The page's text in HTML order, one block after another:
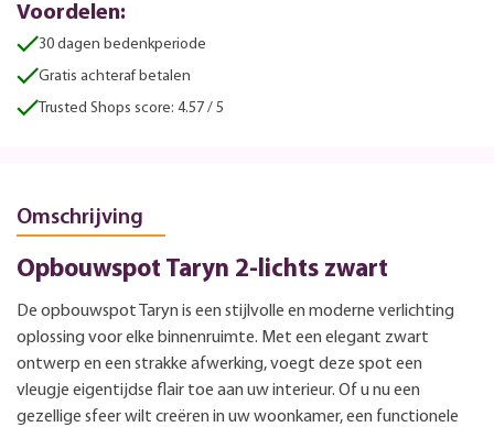
Voordelen:
30 dagen bedenkperiode
Gratis achteraf betalen
Trusted Shops score: 4.57 / 5
Omschrijving
Opbouwspot Taryn 2-lichts zwart
De opbouwspot Taryn is een stijlvolle en moderne verlichting
oplossing voor elke binnenruimte. Met een elegant zwart
ontwerp en een strakke afwerking, voegt deze spot een
vleugje eigentijdse flair toe aan uw interieur. Of u nu een
gezellige sfeer wilt creëren in uw woonkamer, een functionele